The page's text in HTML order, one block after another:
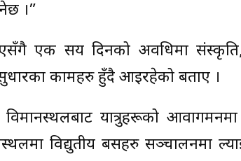
।”
एक सय दिनको अवधिमा संस्कृति,
कामहरु हुँदै आइरहेको बताए ।
यात्रुहरूको
विद्युतीय बसहरु सञ्चालनमा